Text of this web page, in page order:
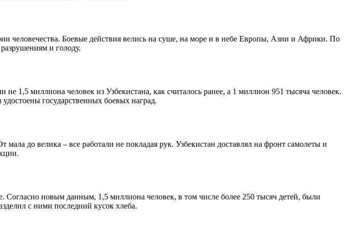
человечества. Боевые действия велись на суше, на море и в небе Европы, Азии и Африки. По
и голоду.
1,5 миллиона человек из Узбекистана, как считалось ранее, а 1 миллион 951 тысяча человек.
государственных боевых наград.
до велика – все работали не покладая рук. Узбекистан доставлял на фронт самолеты и
новым данным, 1,5 миллиона человек, в том числе более 250 тысяч детей, были
с ними последний кусок хлеба.